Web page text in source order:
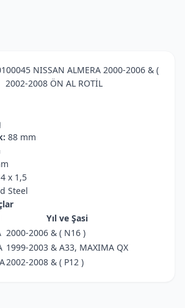
NISSAN ALMERA 2000-2006 & (
2008 ÖN AL ROTİL
88 mm
x 1,5
Steel
Yıl ve Şasi
2000-2006 & ( N16 )
1999-2003 & A33, MAXIMA QX
2002-2008 & ( P12 )